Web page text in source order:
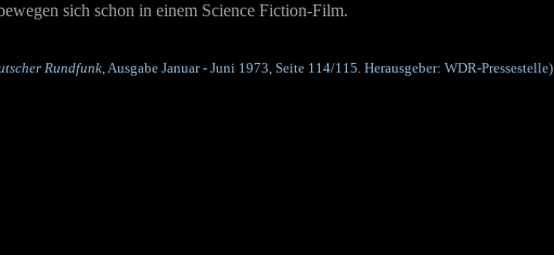
sich schon in einem Science Fiction-Film.
Rundfunk, Ausgabe Januar - Juni 1973, Seite 114/115. Herausgeber: WDR-Pressestelle)